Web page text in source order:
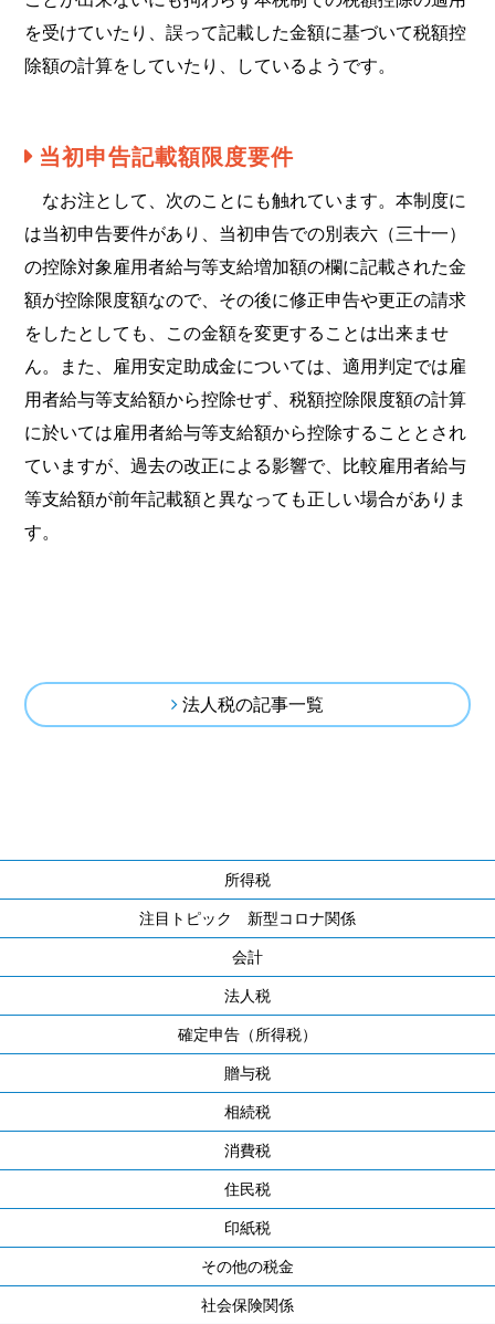
を受けていたり、誤って記載した金額に基づいて税額控
除額の計算をしていたり、しているようです。
当初申告記載額限度要件
なお注として、次のことにも触れています。本制度に
は当初申告要件があり、当初申告での別表六（三十一）
の控除対象雇用者給与等支給増加額の欄に記載された金
額が控除限度額なので、その後に修正申告や更正の請求
をしたとしても、この金額を変更することは出来ませ
ん。また、雇用安定助成金については、適用判定では雇
用者給与等支給額から控除せず、税額控除限度額の計算
に於いては雇用者給与等支給額から控除することとされ
ていますが、過去の改正による影響で、比較雇用者給与
等支給額が前年記載額と異なっても正しい場合がありま
す。
法人税の記事一覧
所得税
注目トピック 新型コロナ関係
会計
法人税
確定申告（所得税）
贈与税
相続税
消費税
住民税
印紙税
その他の税金
社会保険関係